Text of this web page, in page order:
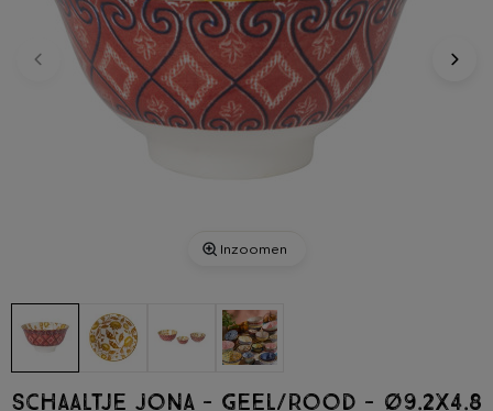
Inzoomen
Schaaltje Jona - geel/rood - ø9.2x4.8